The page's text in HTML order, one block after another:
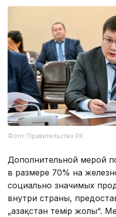
Фото: Правительство РК
Дополнительной мерой
в размере 70% на
социально значимых
внутри страны,
„Қазақстан темір жолы“.